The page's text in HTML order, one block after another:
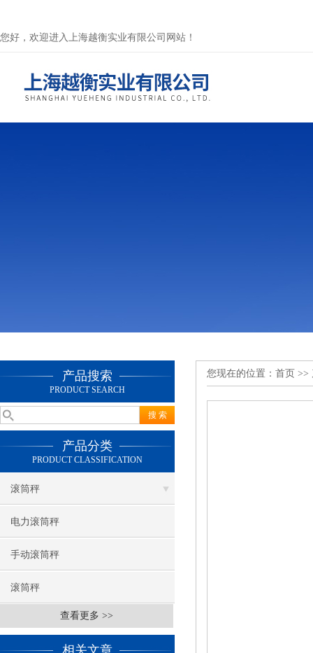
您好，欢迎进入上海越衡实业有限公司网站！
产品搜索
PRODUCT SEARCH
产品分类
PRODUCT CLASSIFICATION
滚筒秤
电力滚筒秤
手动滚筒秤
滚筒秤
查看更多 >>
相关文章
您现在的位置： 首页 >>